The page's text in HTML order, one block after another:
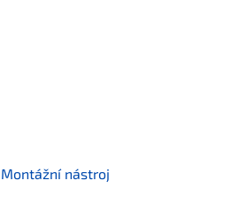
Montážní nástroj